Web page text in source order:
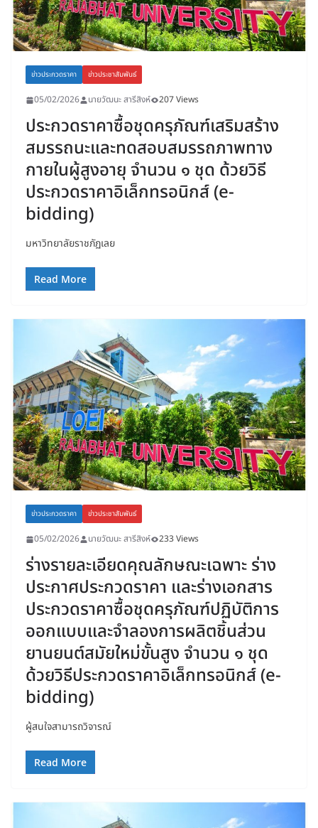
ข่าวประกวดราคา ข่าวประชาสัมพันธ์
05/02/2026 นายวัฒนะ สารีสิงห์ 207 Views
ประกวดราคาซื้อชุดครุภัณฑ์เสริมสร้าง
สมรรถนะและทดสอบสมรรถภาพทาง
กายในผู้สูงอายุ จำนวน ๑ ชุด ด้วยวิธี
ประกวดราคาอิเล็กทรอนิกส์ (e-
bidding)
มหาวิทยาลัยราชภัฏเลย
Read More
ข่าวประกวดราคา ข่าวประชาสัมพันธ์
05/02/2026 นายวัฒนะ สารีสิงห์ 233 Views
ร่างรายละเอียดคุณลักษณะเฉพาะ ร่าง
ประกาศประกวดราคา และร่างเอกสาร
ประกวดราคาซื้อชุดครุภัณฑ์ปฏิบัติการ
ออกแบบและจำลองการผลิตชิ้นส่วน
ยานยนต์สมัยใหม่ขั้นสูง จำนวน ๑ ชุด
ด้วยวิธีประกวดราคาอิเล็กทรอนิกส์ (e-
bidding)
ผู้สนใจสามารถวิจารณ์
Read More